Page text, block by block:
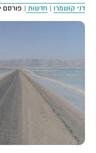
דני קושמרו | חדשות | פורסם 26/01/19 17:07